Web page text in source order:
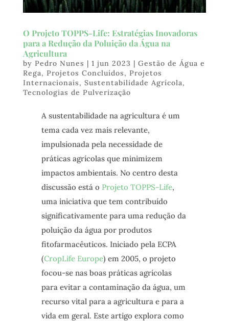
O Projeto TOPPS-Life: Estratégias Inovadoras
para a Redução da Poluição da Água na
Agricultura
by Pedro Nunes | 1 jun 2023 | Gestão de Água e
Rega, Projetos Concluídos, Projetos
Internacionais, Sustentabilidade Agrícola,
Tecnologias de Pulverização
A sustentabilidade na agricultura é um
tema cada vez mais relevante,
impulsionada pela necessidade de
práticas agrícolas que minimizem
impactos ambientais. No centro desta
discussão está o Projeto TOPPS-Life,
uma iniciativa que tem contribuído
significativamente para uma redução da
poluição da água por produtos
fitofarmacêuticos. Iniciado pela ECPA
(CropLife Europe) em 2005, o projeto
focou-se nas boas práticas agrícolas
para evitar a contaminação da água, um
recurso vital para a agricultura e para a
vida em geral. Este artigo explora como